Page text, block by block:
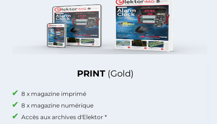
PRINT (Gold)
8 x magazine imprimé
8 x magazine numérique
Accès aux archives d'Elektor *